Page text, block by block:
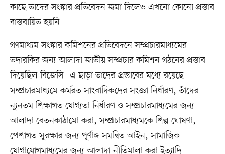
কাছে তাদের সংস্কার প্রতিবেদন জমা দিলেও এখনো কোনো প্রস্তাব
বাস্তবায়িত হয়নি।
গণমাধ্যম সংস্কার কমিশনের প্রতিবেদনে সম্প্রচারমাধ্যমের
তদারকির জন্য আলাদা জাতীয় সম্প্রচার কমিশন গঠনের প্রস্তাব
দিয়েছিল বিজেসি। এ ছাড়া তাদের প্রস্তাবের মধ্যে রয়েছে
সম্প্রচারমাধ্যমে কর্মরত সাংবাদিকদের সংজ্ঞা নির্ধারণ, তাঁদের
ন্যূনতম শিক্ষাগত যোগ্যতা নির্ধারণ ও সম্প্রচারমাধ্যমের জন্য
আলাদা বেতনকাঠামো করা, সম্প্রচারমাধ্যমকে শিল্প ঘোষণা,
পেশাগত সুরক্ষার জন্য পূর্ণাঙ্গ সমন্বিত আইন, সামাজিক
যোগাযোগমাধ্যমের জন্য আলাদা নীতিমালা করা ইত্যাদি।